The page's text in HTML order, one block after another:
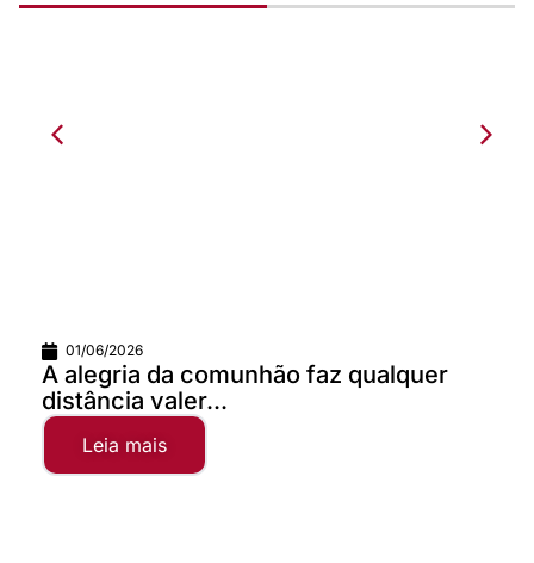
01/06/2026
A alegria da comunhão faz qualquer
distância valer...
Leia mais